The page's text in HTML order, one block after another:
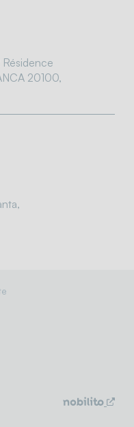
Résidence
20100,